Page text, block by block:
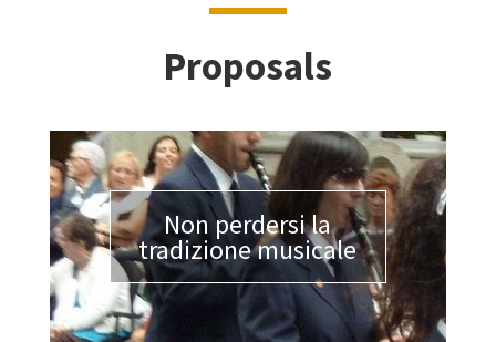
Proposals
Non perdersi la
tradizione musicale